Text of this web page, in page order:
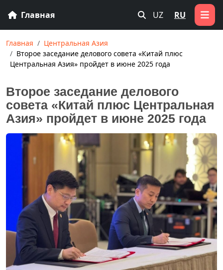
Главная UZ RU
Главная
Центральная Азия
Второе заседание делового совета «Китай плюс
Центральная Азия» пройдет в июне 2025 года
Второе заседание делового
совета «Китай плюс Центральная
Азия» пройдет в июне 2025 года